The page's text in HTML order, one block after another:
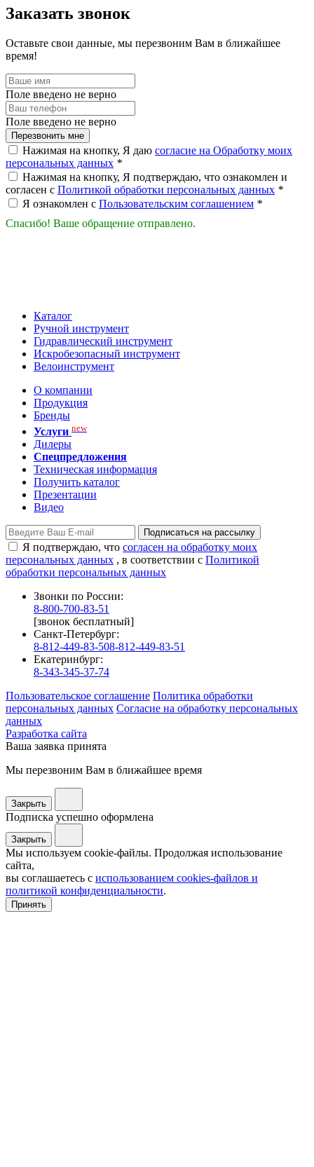
Заказать звонок
Оставьте свои данные, мы перезвоним Вам в ближайшее
время!
Поле введено не верно
Поле введено не верно
Перезвонить мне
Нажимая на кнопку, Я даю согласие на Обработку моих
персональных данных *
Нажимая на кнопку, Я подтверждаю, что ознакомлен и
согласен с Политикой обработки персональных данных *
Я ознакомлен с Пользовательским соглашением *
Спасибо! Ваше обращение отправлено.
Каталог
Ручной инструмент
Гидравлический инструмент
Искробезопасный инструмент
Велоинструмент
О компании
Продукция
Бренды
Услуги new
Дилеры
Спецпредложения
Техническая информация
Получить каталог
Презентации
Видео
Подписаться на рассылку
Я подтверждаю, что согласен на обработку моих
персональных данных , в соответствии с Политикой
обработки персональных данных
Звонки по России:
8-800-700-83-51
[звонок бесплатный]
Санкт-Петербург:
8-812-449-83-508-812-449-83-51
Екатеринбург:
8-343-345-37-74
Пользовательское соглашение Политика обработки
персональных данных Согласие на обработку персональных
данных
Разработка сайта
Ваша заявка принята
Мы перезвоним Вам в ближайшее время
Закрыть
Подписка успешно оформлена
Закрыть
Мы используем cookie-файлы. Продолжая использование
сайта,
вы соглашаетесь с использованием cookies-файлов и
политикой конфиденциальности.
Принять